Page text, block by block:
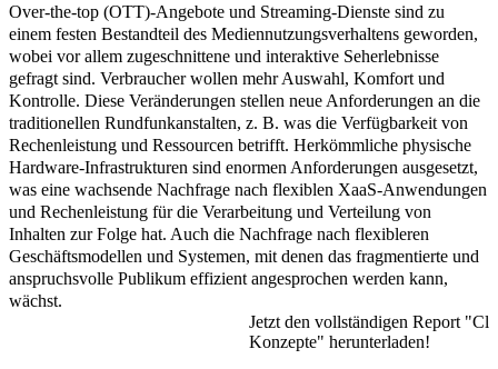
Over-the-top (OTT)-Angebote und Streaming-Dienste sind zu
einem festen Bestandteil des Mediennutzungsverhaltens geworden,
wobei vor allem zugeschnittene und interaktive Seherlebnisse
gefragt sind. Verbraucher wollen mehr Auswahl, Komfort und
Kontrolle. Diese Veränderungen stellen neue Anforderungen an die
traditionellen Rundfunkanstalten, z. B. was die Verfügbarkeit von
Rechenleistung und Ressourcen betrifft. Herkömmliche physische
Hardware-Infrastrukturen sind enormen Anforderungen ausgesetzt,
was eine wachsende Nachfrage nach flexiblen XaaS-Anwendungen
und Rechenleistung für die Verarbeitung und Verteilung von
Inhalten zur Folge hat. Auch die Nachfrage nach flexibleren
Geschäftsmodellen und Systemen, mit denen das fragmentierte und
anspruchsvolle Publikum effizient angesprochen werden kann,
wächst.
Jetzt den vollständigen Report
Konzepte" herunterladen!